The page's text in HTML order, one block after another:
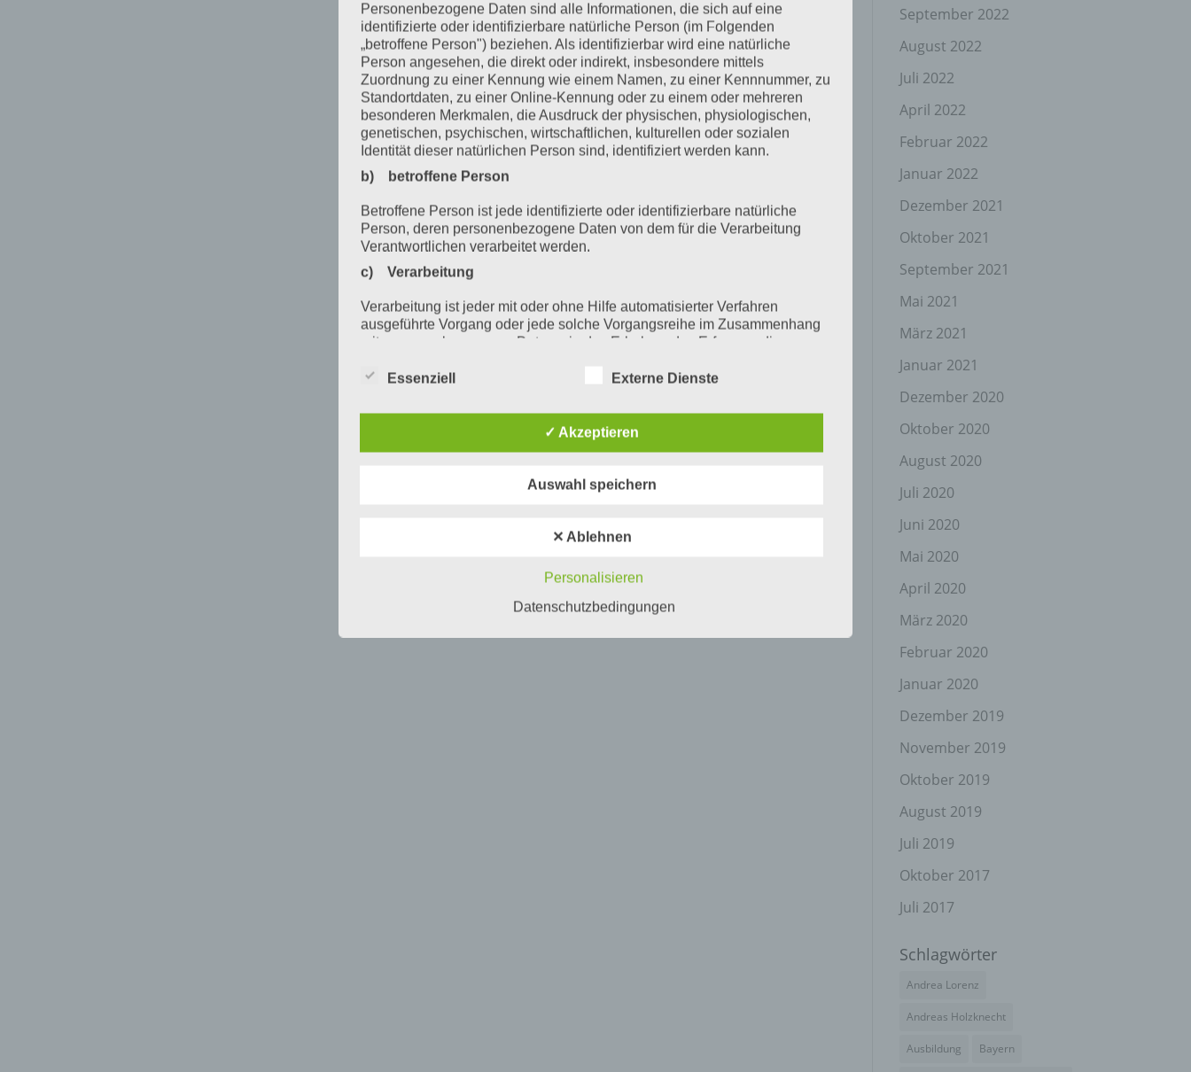
September 2022
August 2022
Juli 2022
April 2022
Februar 2022
Januar 2022
Dezember 2021
Oktober 2021
September 2021
Mai 2021
März 2021
Januar 2021
Dezember 2020
Oktober 2020
August 2020
Juli 2020
Juni 2020
Mai 2020
April 2020
März 2020
Februar 2020
Januar 2020
Dezember 2019
November 2019
Oktober 2019
August 2019
Juli 2019
Oktober 2017
Juli 2017
Schlagwörter
Andrea Lorenz
Andreas Holzknecht
Ausbildung Bayern
Personenbezogene Daten sind alle Informationen, die sich auf eine
identifizierte oder identifizierbare natürliche Person (im Folgenden
„betroffene Person") beziehen. Als identifizierbar wird eine natürliche
Person angesehen, die direkt oder indirekt, insbesondere mittels
Zuordnung zu einer Kennung wie einem Namen, zu einer Kennnummer, zu
Standortdaten, zu einer Online-Kennung oder zu einem oder mehreren
besonderen Merkmalen, die Ausdruck der physischen, physiologischen,
genetischen, psychischen, wirtschaftlichen, kulturellen oder sozialen
Identität dieser natürlichen Person sind, identifiziert werden kann.
b) betroffene Person
Betroffene Person ist jede identifizierte oder identifizierbare natürliche
Person, deren personenbezogene Daten von dem für die Verarbeitung
Verantwortlichen verarbeitet werden.
c) Verarbeitung
Verarbeitung ist jeder mit oder ohne Hilfe automatisierter Verfahren
ausgeführte Vorgang oder jede solche Vorgangsreihe im Zusammenhang
mit personenbezogenen Daten wie das Erheben, das Erfassen, die
Veränderung, das Auslesen, das Abfragen, die Verwendung, die
Bereitstellung, den Abgleich oder die Verknüpfung, die Einschränkung, das
Löschen oder die Vernichtung.
d) Einschränkung der Verarbeitung
Einschränkung der Verarbeitung ist die Markierung gespeicherter
Profiling ist jede Art der automatisierten Verarbeitung personenbezogener
Daten, die darin besteht, dass diese personenbezogenen Daten verwendet
Person beziehen, zu bewerten, insbesondere, um Aspekte bezüglich
Essenziell Externe Dienste
✓ Akzeptieren
Auswahl speichern
✕ Ablehnen
Personalisieren
Datenschutzbedingungen